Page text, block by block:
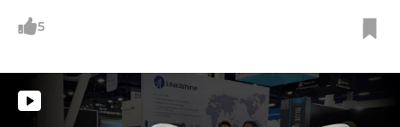
한 작업 현장에서도 끊김없이 데이터를 수집할 수 있다는 장점이 있죠.LL
5